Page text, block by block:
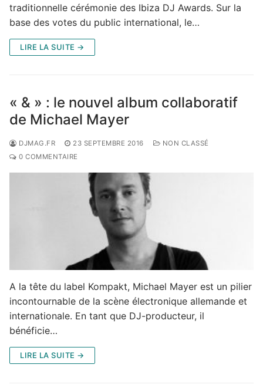
traditionnelle cérémonie des Ibiza DJ Awards. Sur la
base des votes du public international, le…
LIRE LA SUITE →
« & » : le nouvel album collaboratif
de Michael Mayer
DJMAG.FR 23 SEPTEMBRE 2016
NON CLASSÉ
0 COMMENTAIRE
A la tête du label Kompakt, Michael Mayer est un pilier
incontournable de la scène électronique allemande et
internationale. En tant que DJ-producteur, il
bénéficie…
LIRE LA SUITE →